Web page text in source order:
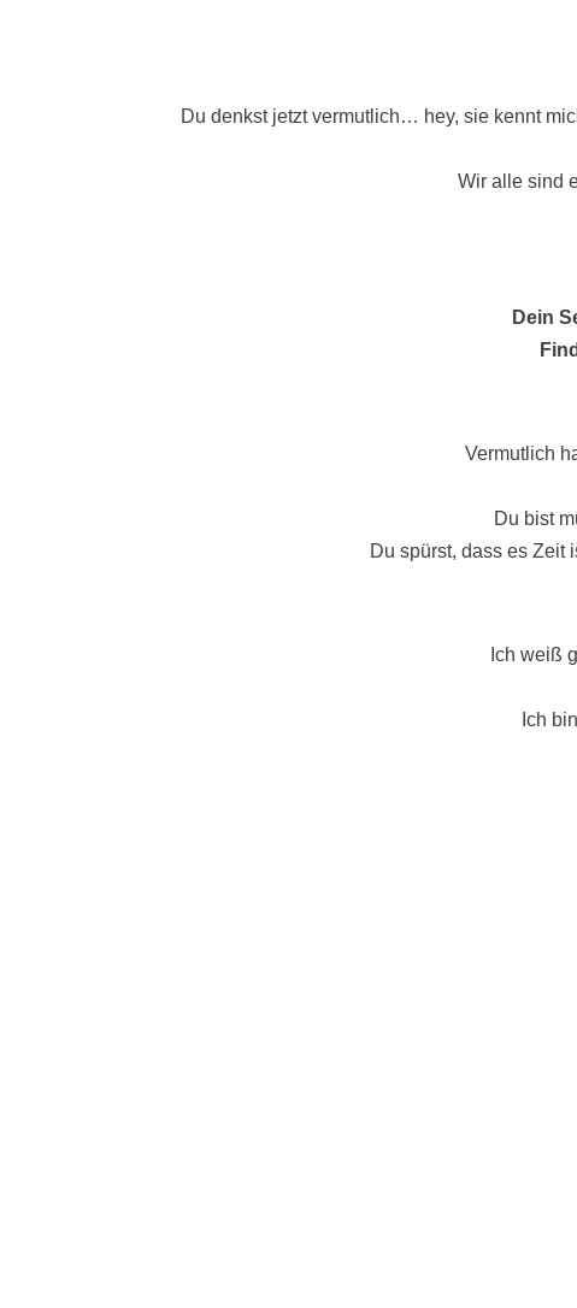
Du denkst jetzt vermutlich… hey, sie kennt
Wir alle sind
Dein
Vermutlich
Du bist
Du spürst, dass es Zeit
Ich weiß
Ich